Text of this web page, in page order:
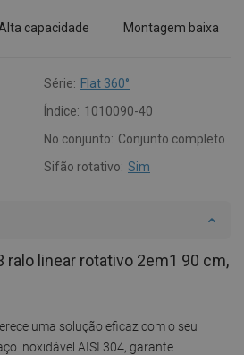
Alta capacidade Montagem baixa
Série: Flat 360°
Índice: 1010090-40
No conjunto: Conjunto completo
Sifão rotativo: Sim
ralo linear rotativo 2em1 90 cm,
uma solução eficaz com o seu
inoxidável AISI 304, garante